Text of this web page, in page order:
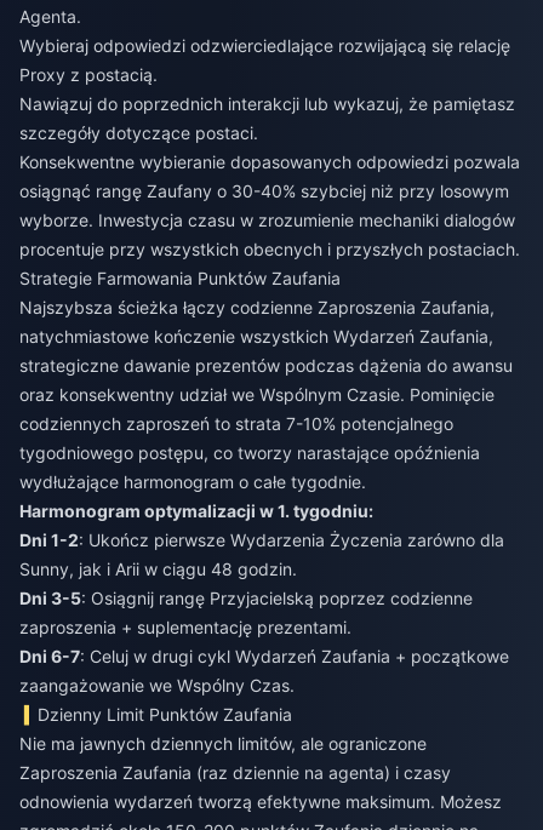
Agenta.
Wybieraj odpowiedzi odzwierciedlające rozwijającą się relację
Proxy z postacią.
Nawiązuj do poprzednich interakcji lub wykazuj, że pamiętasz
szczegóły dotyczące postaci.
Konsekwentne wybieranie dopasowanych odpowiedzi pozwala
osiągnąć rangę Zaufany o 30-40% szybciej niż przy losowym
wyborze. Inwestycja czasu w zrozumienie mechaniki dialogów
procentuje przy wszystkich obecnych i przyszłych postaciach.
Strategie Farmowania Punktów Zaufania
Najszybsza ścieżka łączy codzienne Zaproszenia Zaufania,
natychmiastowe kończenie wszystkich Wydarzeń Zaufania,
strategiczne dawanie prezentów podczas dążenia do awansu
oraz konsekwentny udział we Wspólnym Czasie. Pominięcie
codziennych zaproszeń to strata 7-10% potencjalnego
tygodniowego postępu, co tworzy narastające opóźnienia
wydłużające harmonogram o całe tygodnie.
Harmonogram optymalizacji w 1. tygodniu:
Dni 1-2: Ukończ pierwsze Wydarzenia Życzenia zarówno dla
Sunny, jak i Arii w ciągu 48 godzin.
Dni 3-5: Osiągnij rangę Przyjacielską poprzez codzienne
zaproszenia + suplementację prezentami.
Dni 6-7: Celuj w drugi cykl Wydarzeń Zaufania + początkowe
zaangażowanie we Wspólny Czas.
Dzienny Limit Punktów Zaufania
Nie ma jawnych dziennych limitów, ale ograniczone
Zaproszenia Zaufania (raz dziennie na agenta) i czasy
odnowienia wydarzeń tworzą efektywne maksimum. Możesz